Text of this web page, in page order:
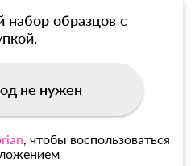
набор образцов с
не нужен
, чтобы воспользоваться